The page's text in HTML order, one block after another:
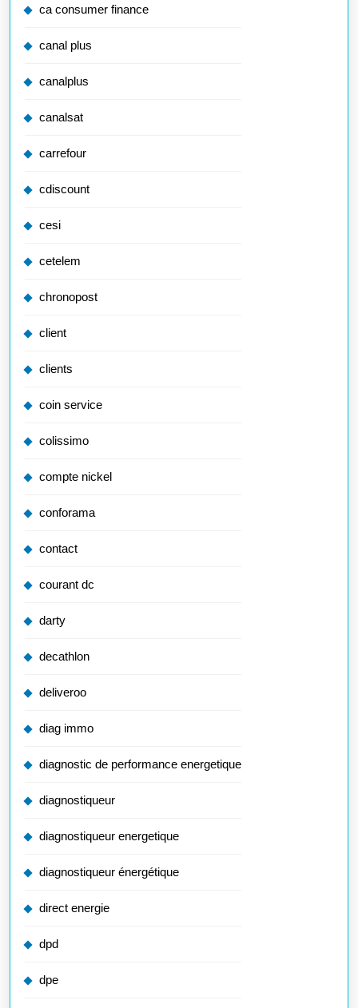
ca consumer finance
canal plus
canalplus
canalsat
carrefour
cdiscount
cesi
cetelem
chronopost
client
clients
coin service
colissimo
compte nickel
conforama
contact
courant dc
darty
decathlon
deliveroo
diag immo
diagnostic de performance energetique
diagnostiqueur
diagnostiqueur energetique
diagnostiqueur énergétique
direct energie
dpd
dpe